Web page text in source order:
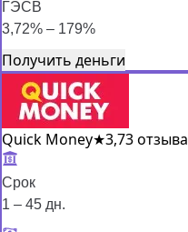
ГЭСВ
3,72% – 179%
Получить деньги
Quick Money★3,73 отзыва
Срок
1 – 45 дн.